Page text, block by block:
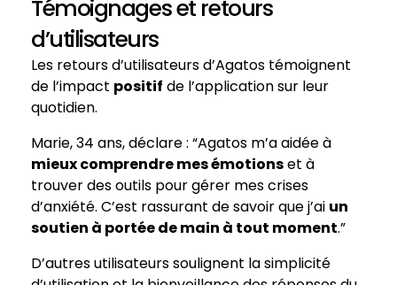
Témoignages et retours
d’utilisateurs
Les retours d’utilisateurs d’Agatos témoignent
de l’impact positif de l’application sur leur
quotidien.
Marie, 34 ans, déclare : “Agatos m’a aidée à
mieux comprendre mes émotionset à
trouver des outils pour gérer mes crises
d’anxiété. C’est rassurant de savoir que j’ai un
soutien à portée de main à tout moment.”
D’autres utilisateurs soulignent la simplicité